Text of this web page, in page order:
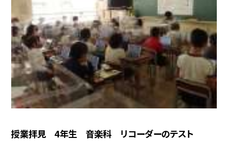
授業拝見 4年生 音楽科 リコーダーのテスト